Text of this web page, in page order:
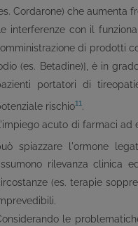
Cordarone) che aumenta
Le interferenze con il
di prodotti
(es. Betadine)], è in
portatori di
rischio11.
acuto di farmaci ad
spiazzare l'ormone
rilevanza clinica
(es. terapie
le